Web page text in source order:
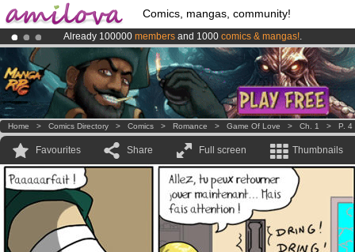
Comics, mangas, community!
Already 100000 members and 1000 comics & mangas!.
AmilovaKickstarter is now LIVE!.
Premium membership from3.95 euros per month !Get membership
Home > Comics Directory > Comics > Romance > Game Of Love > Ch. 1 > P. 4
Favourites Share Full screen Thumbnails